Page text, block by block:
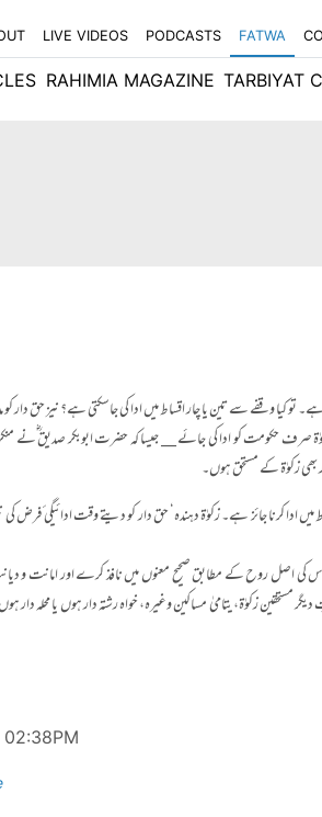
LIVE VIDEOS PODCASTS FATWA
RAHIMIA MAGAZINE TARBIYAT
صرف حکومت کو ادا کی جائے __ جیسا کہ حضرت ابوبکر صدیق ؓنے
بھی زکوٰۃ کے مستحق ہوں۔
میں ادا کرنا جائز ہے۔ زکوٰۃ دہندہ‘ حق دار کو دیتے وقت ادائیگی
کی اصل روح کے مطابق صحیح معنوں میں نافذ کرے اور امانت و
مستحقین زکوٰۃ، یتامیٰ مساکین وغیرہ، خواہ رشتہ دار ہوں یا محلہ دار